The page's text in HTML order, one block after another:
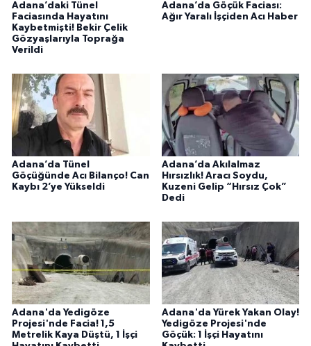
Adana’daki Tünel
Faciasında Hayatını
Kaybetmişti! Bekir Çelik
Gözyaşlarıyla Toprağa
Verildi
Adana’da Göçük Faciası:
Ağır Yaralı İşçiden Acı Haber
Adana’da Tünel
Göçüğünde Acı Bilanço! Can
Kaybı 2’ye Yükseldi
Adana’da Akılalmaz
Hırsızlık! Aracı Soydu,
Kuzeni Gelip “Hırsız Çok”
Dedi
Adana'da Yedigöze
Projesi'nde Facia! 1,5
Metrelik Kaya Düştü, 1 İşçi
Adana'da Yürek Yakan Olay!
Yedigöze Projesi'nde
Göçük: 1 İşçi Hayatını